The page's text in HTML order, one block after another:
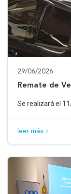
29/06/2026
Remate de
Se realizará el
leer más +